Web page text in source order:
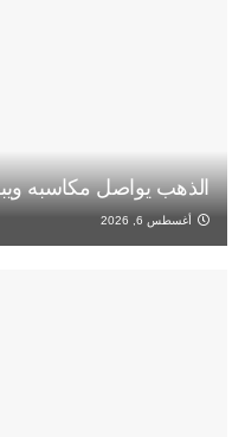
الذهب يواصل مكاسبه
أغسطس 6, 2026